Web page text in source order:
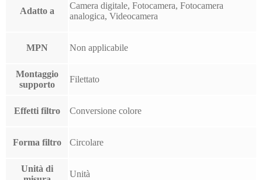
Adatto a
Camera digitale, Fotocamera, Fotocamera
analogica, Videocamera
MPN Non applicabile
Montaggio
supporto
Filettato
Effetti filtro Conversione colore
Forma filtro Circolare
Unità di
Unità